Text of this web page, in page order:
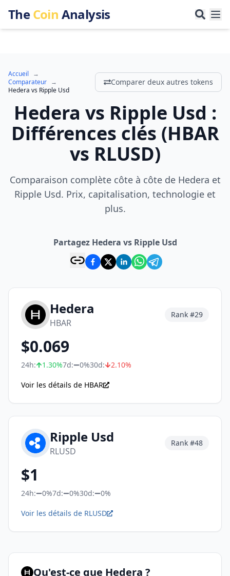
TheCoin Analysis
Accueil
→
Comparateur →
Hedera vs Ripple Usd
Comparer deux autres tokens
Hedera vs Ripple Usd :
Différences clés (HBAR
vs RLUSD)
Comparaison complète côte à côte de Hedera et
Ripple Usd. Prix, capitalisation, technologie et
plus.
Partagez Hedera vs Ripple Usd
Hedera
HBAR
Rank #29
$0.069
24h: 1.30%7d: 0%30d: 2.10%
Voir les détails de HBAR
Ripple Usd
RLUSD
Rank #48
$1
24h: 0%7d: 0%30d: 0%
Voir les détails de RLUSD
Qu'est-ce que Hedera ?